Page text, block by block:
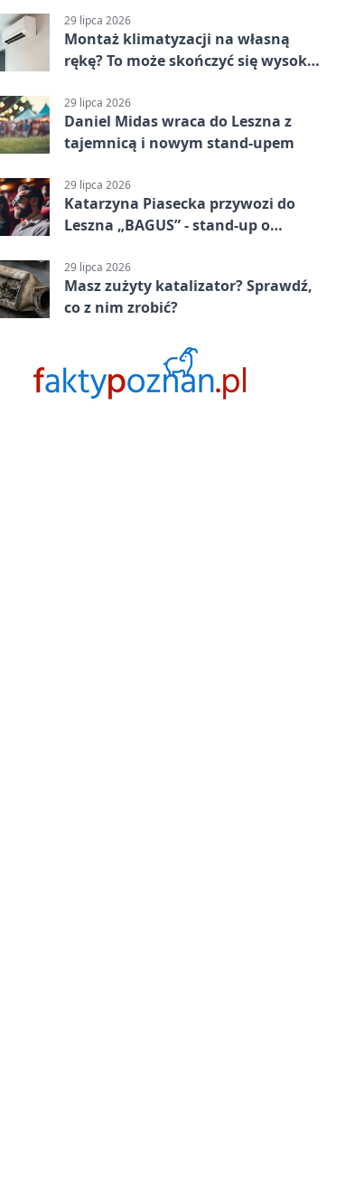
29 lipca 2026
Montaż klimatyzacji na własną
rękę? To może skończyć się wysoką
29 lipca 2026
Daniel Midas wraca do Leszna z
tajemnicą i nowym stand-upem
29 lipca 2026
Katarzyna Piasecka przywozi do
Leszna „BAGUS” - stand-up o
29 lipca 2026
Masz zużyty katalizator? Sprawdź,
co z nim zrobić?